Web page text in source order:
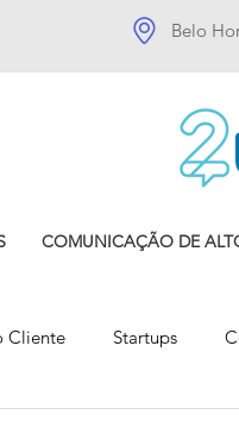
Belo
COMUNICAÇÃO DE
Cliente Startups